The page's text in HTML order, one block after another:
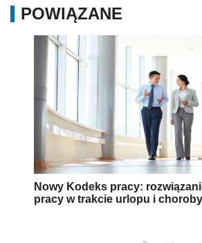
POWIĄZANE
Nowy Kodeks pracy:
pracy w trakcie urlopu i choroby